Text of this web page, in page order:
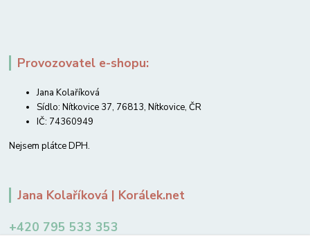
Provozovatel e-shopu:
Jana Kolaříková
Sídlo: Nítkovice 37, 76813, Nítkovice, ČR
IČ: 74360949
Nejsem plátce DPH.
Jana Kolaříková | Korálek.net
+420 795 533 353